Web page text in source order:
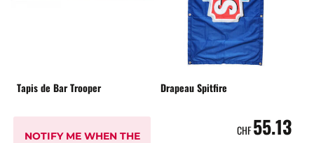
Tapis de Bar Trooper
NOTIFY ME WHEN THE
Drapeau Spitfire
CHF55.13